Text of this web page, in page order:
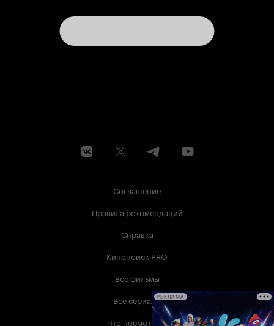
Соглашение
Правила рекомендаций
Справка
Кинопоиск PRO
Все фильмы
Все сериалы
Что посмотреть
РЕКЛАМА